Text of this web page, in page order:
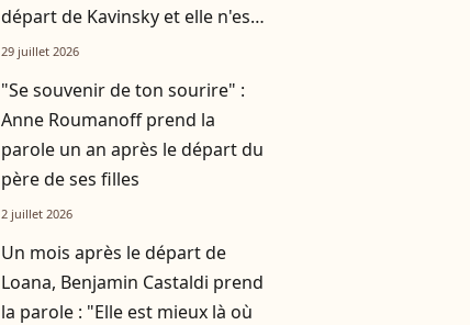
départ de Kavinsky et elle n'est
pas la seule
29 juillet 2026
"Se souvenir de ton sourire" :
Anne Roumanoff prend la
parole un an après le départ du
père de ses filles
2 juillet 2026
Un mois après le départ de
Loana, Benjamin Castaldi prend
la parole : "Elle est mieux là où